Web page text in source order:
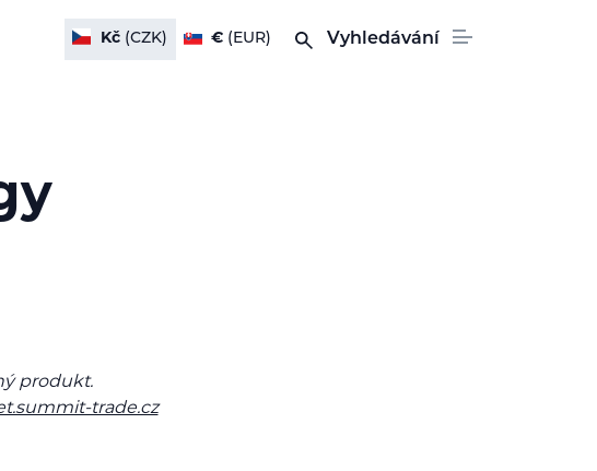
Kč(CZK) € (EUR) Vyhledávání
produkt.
trade.cz